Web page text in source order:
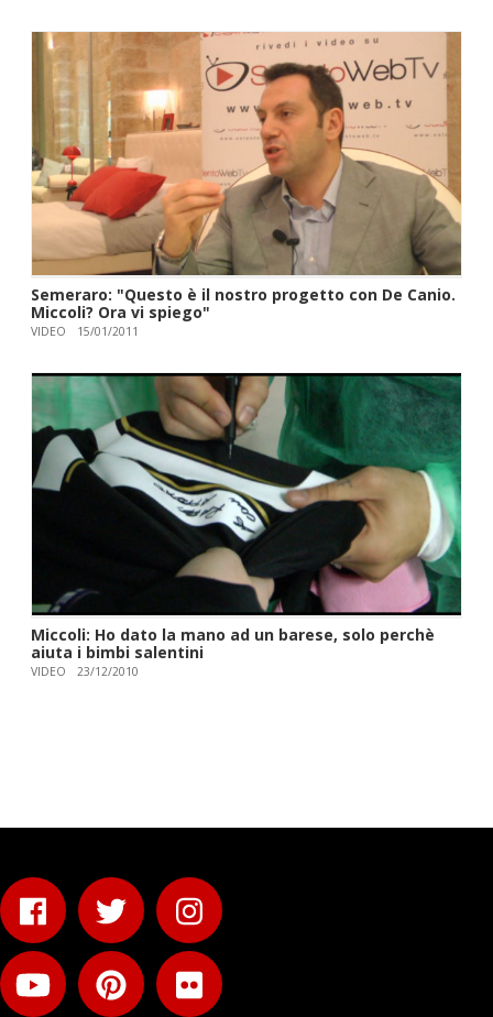
Semeraro: "Questo è il nostro progetto con De Canio.
Miccoli? Ora vi spiego"
VIDEO 15/01/2011
Miccoli: Ho dato la mano ad un barese, solo perchè
aiuta i bimbi salentini
VIDEO 23/12/2010